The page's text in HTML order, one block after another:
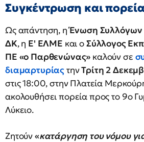
Συγκέντρωση και
Ως απάντηση, ηΈνωση Συλλόγων
ΔΚ, η Ε' ΕΛΜΕ και οΣύλλογος
ΠΕ «ο Παρθενώνας» καλούν σε
διαμαρτυρίαςτηνΤρίτη 2
στις 18:00, στην Πλατεία
ακολουθήσει πορεία προς το 9ο
Λύκειο.
Ζητούν«κατάργηση του νόμου